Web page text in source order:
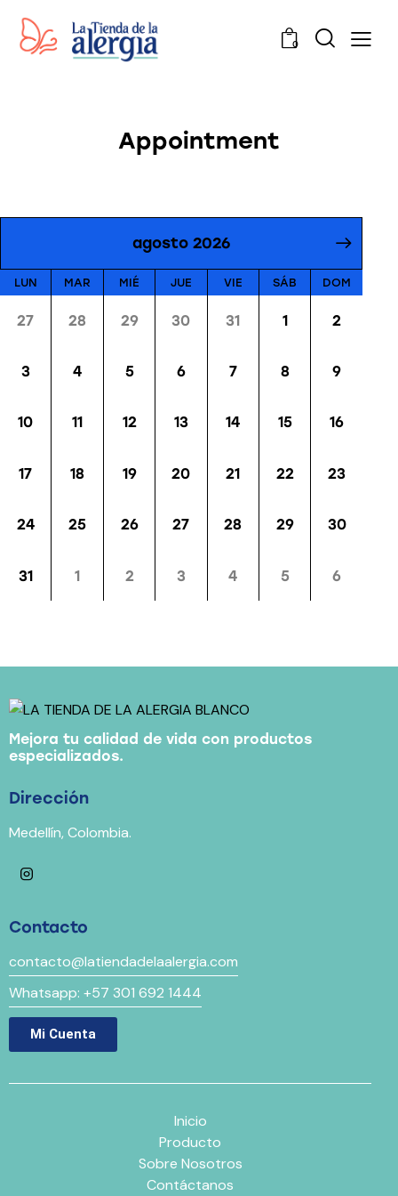
0
Appointment
agosto 2026
LUN MAR MIÉ JUE VIE SÁB DOM
27 28 29 30 31 1 2
3 4 5 6 7 8 9
10 11 12 13 14 15 16
17 18 19 20 21 22 23
24 25 26 27 28 29 30
31 1 2 3 4 5 6
Mejora tu calidad de vida con productos
especializados.
Dirección
Medellín, Colombia.
Contacto
contacto@latiendadelaalergia.com
Whatsapp: +57 301 692 1444
Mi Cuenta
Inicio
Producto
Sobre Nosotros
Contáctanos